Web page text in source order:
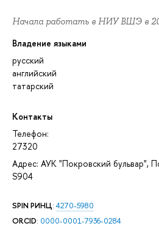
Начала работать в НИУ ВШЭ в
Владение языками
русский
английский
татарский
Контакты
Телефон:
27320
Адрес: АУК "Покровский бульвар",
S904
SPIN РИНЦ:4270-5980
ORCID: 0000-0001-7936-0284